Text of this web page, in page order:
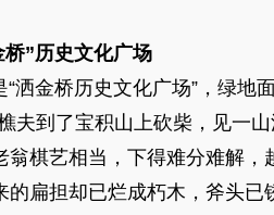
”历史文化广场
金桥历史文化广场”，绿地
夫到了宝积山上砍柴，见一
棋艺相当，下得难分难解，
扁担却已烂成朽木，斧头